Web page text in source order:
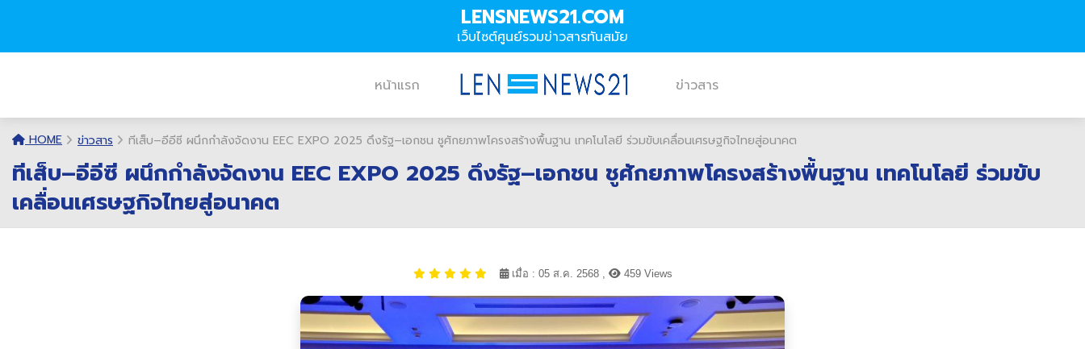
LENSNEWS21.COM
เว็บไซต์ศูนย์รวมข่าวสารทันสมัย
หน้าแรก ข่าวสาร
HOME ข่าวสาร ทีเส็บ–อีอีซี ผนึกกำลังจัดงาน EEC EXPO 2025 ดึงรัฐ–เอกชน ชูศักยภาพโครงสร้างพื้นฐาน เทคโนโลยี ร่วมขับเคลื่อนเศรษฐกิจไทยสู่อนาคต
ทีเส็บ–อีอีซี ผนึกกำลังจัดงาน EEC EXPO 2025 ดึงรัฐ–เอกชน ชูศักยภาพโครงสร้างพื้นฐาน เทคโนโลยี ร่วมขับ
เคลื่อนเศรษฐกิจไทยสู่อนาคต
เมื่อ : 05 ส.ค. 2568 , 459 Views